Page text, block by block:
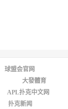
球盟会官网
大發體育
APL扑克中文网
扑克新闻